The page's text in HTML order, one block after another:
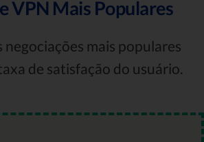
VPN Mais Populares
negociações mais populares
de satisfação do usuário.